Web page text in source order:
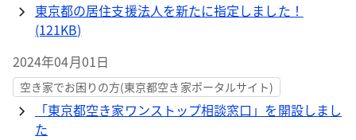
東京都の居住支援法人を新たに指定しました！
(121KB)
2024年04月01日
空き家でお困りの方(東京都空き家ポータルサイト)
「東京都空き家ワンストップ相談窓口」を開設しまし
た